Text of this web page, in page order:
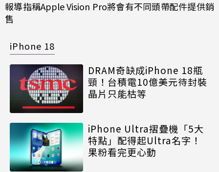
報導指稱Apple Vision Pro將會有不同頭帶配件提供銷
售
iPhone 18
DRAM奇缺成iPhone 18瓶
頸！台積電10億美元待封裝
晶片只能枯等
iPhone Ultra摺疊機「5大
特點」配得起Ultra名字！
果粉看完更心動